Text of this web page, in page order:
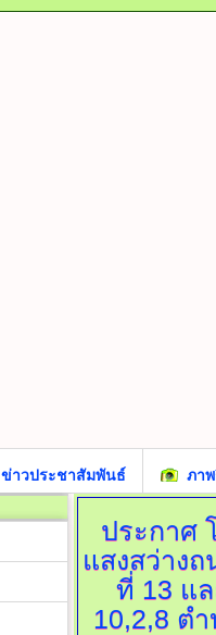
ข่าวประชาสัมพันธ์ ภา
ประกาศ
แสงสว่าง
ที่ 13 แ
10,2,8 ต